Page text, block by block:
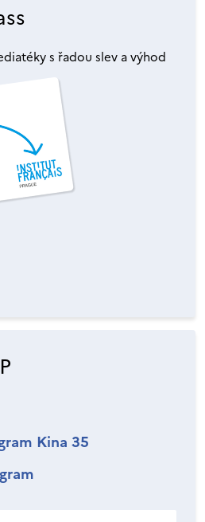
s řadou slev a výhod
Kina 35